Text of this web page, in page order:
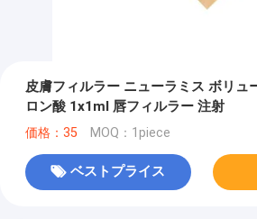
皮膚フィルラー ニューラミス ボリュ
ロン酸 1x1ml 唇フィルラー 注射
価格：35 MOQ：1piece
ベストプライス